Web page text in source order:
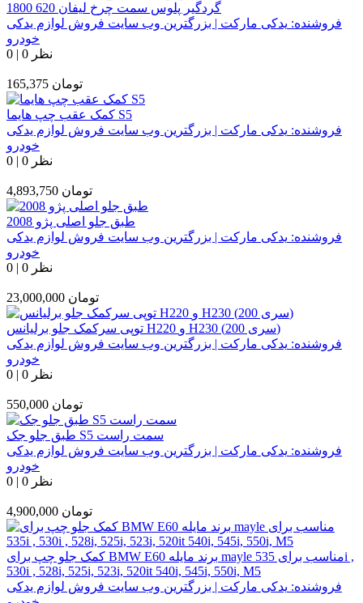
گردگیر پلوس سمت چرخ لیفان 620 1800
فروشنده: یدکی مارکت | بزرگترین وب سایت فروش لوازم یدکی
خودرو
0 | 0 نظر
165,375 تومان
کمک عقب چپ هایما S5
فروشنده: یدکی مارکت | بزرگترین وب سایت فروش لوازم یدکی
خودرو
0 | 0 نظر
4,893,750 تومان
طبق جلو اصلی پژو 2008
فروشنده: یدکی مارکت | بزرگترین وب سایت فروش لوازم یدکی
خودرو
0 | 0 نظر
23,000,000 تومان
توپی سرکمک جلو برلیانس H220 و H230 (سری 200)
فروشنده: یدکی مارکت | بزرگترین وب سایت فروش لوازم یدکی
خودرو
0 | 0 نظر
550,000 تومان
طبق جلو جک S5 سمت راست
فروشنده: یدکی مارکت | بزرگترین وب سایت فروش لوازم یدکی
خودرو
0 | 0 نظر
4,900,000 تومان
کمک جلو چپ برای BMW E60 برند مایله mayle مناسب برای 535i ,
530i , 528i, 525i, 523i, 520it 540i, 545i, 550i, M5
فروشنده: یدکی مارکت | بزرگترین وب سایت فروش لوازم یدکی